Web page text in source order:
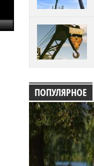
ПОПУЛЯРНОЕ